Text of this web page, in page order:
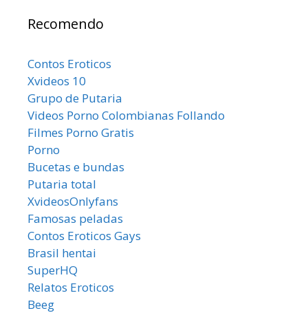
Recomendo
Contos Eroticos
Xvideos 10
Grupo de Putaria
Videos Porno Colombianas Follando
Filmes Porno Gratis
Porno
Bucetas e bundas
Putaria total
XvideosOnlyfans
Famosas peladas
Contos Eroticos Gays
Brasil hentai
SuperHQ
Relatos Eroticos
Beeg